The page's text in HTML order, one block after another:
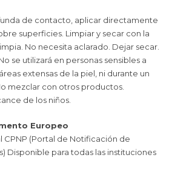
de contacto, aplicar directamente
superficies. Limpiar y secar con la
No necesita aclarado. Dejar secar.
se utilizará en personas sensibles a
extensas de la piel, ni durante un
mezclar con otros productos.
de los niños.
Europeo
CPNP (Portal de Notificación de
Disponible para todas las instituciones